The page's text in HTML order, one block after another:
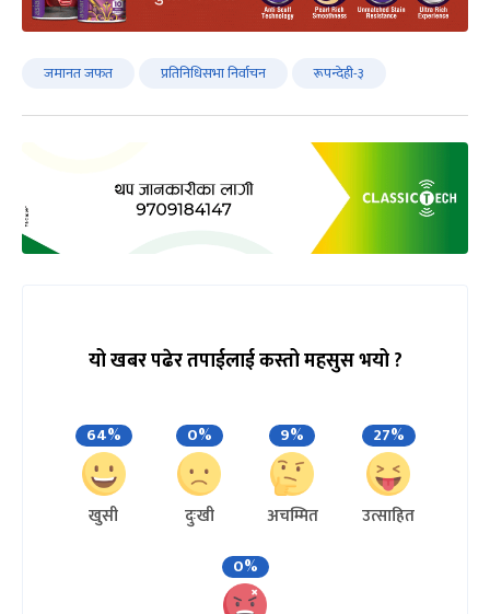
जमानत जफत प्रतिनिधिसभा निर्वाचन रूपन्देही-३
यो खबर पढेर तपाईलाई कस्तो महसुस भयो ?
64%
खुसी
0%
दुःखी
9%
अचम्मित
27%
उत्साहित
0%